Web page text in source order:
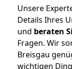
Unsere
Details Ihres
und beraten
Fragen. Wir
Breisgau
wichtigen